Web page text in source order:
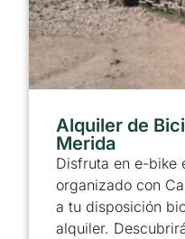
Alquiler de
Merida
Disfruta en e-bike
organizado con
a tu disposición
alquiler.